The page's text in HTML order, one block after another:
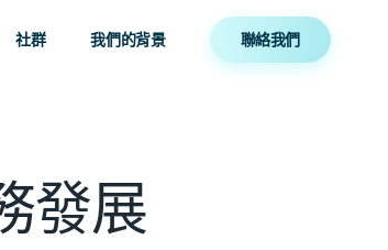
社群 我們的背景 聯絡我們
發展